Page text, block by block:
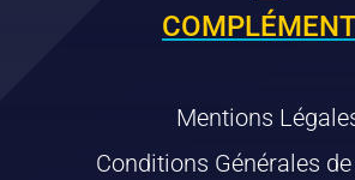
Mentions
Conditions Générales